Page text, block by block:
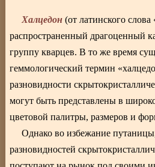
Халцедон (от латинского
распространенный драгоценный
группу кварцев. В то же время
геммологический термин
разновидности
могут быть представлены в
цветовой палитры, размеров и
Однако во избежание
разновидностей